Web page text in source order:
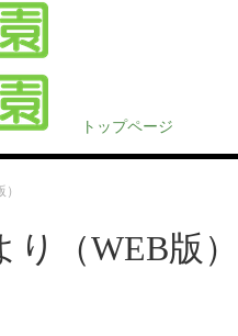
トップページ
（WEB版）